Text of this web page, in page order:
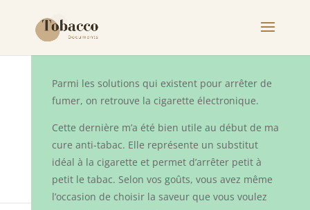
Parmi les solutions qui existent pour arrêter de
fumer, on retrouve la cigarette électronique.
Cette dernière m’a été bien utile au début de ma
cure anti-tabac. Elle représente un substitut
idéal à la cigarette et permet d’arrêter petit à
petit le tabac. Selon vos goûts, vous avez même
l’occasion de choisir la saveur que vous voulez